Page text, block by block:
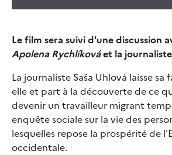
Le film sera suivi d'une discussion
Apolena Rychlíkováet la journaliste
La journaliste Saša Uhlová laisse sa
elle et part à la découverte de ce
devenir un travailleur migrant
enquête sociale sur la vie des
lesquelles repose la prospérité de
occidentale.